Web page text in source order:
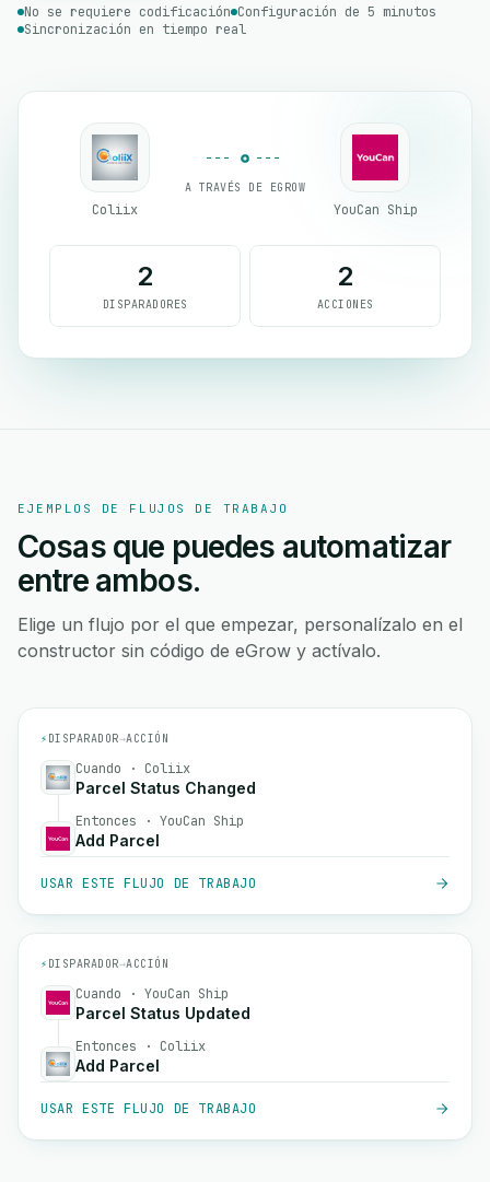
No se requiere codificación Configuración de 5 minutos
Sincronización en tiempo real
Coliix
A TRAVÉS DE EGROW
YouCan Ship
2
DISPARADORES
2
ACCIONES
EJEMPLOS DE FLUJOS DE TRABAJO
Cosas que puedes automatizar
entre ambos.
Elige un flujo por el que empezar, personalízalo en el
constructor sin código de eGrow y actívalo.
⚡ DISPARADOR→ACCIÓN
Cuando · Coliix
Parcel Status Changed
Entonces · YouCan Ship
Add Parcel
USAR ESTE FLUJO DE TRABAJO
⚡ DISPARADOR→ACCIÓN
Cuando · YouCan Ship
Parcel Status Updated
Entonces · Coliix
Add Parcel
USAR ESTE FLUJO DE TRABAJO